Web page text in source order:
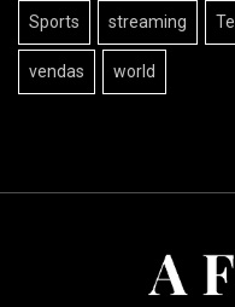
Sports streaming
vendas world